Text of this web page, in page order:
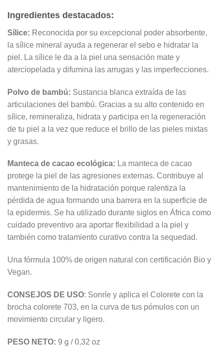
Ingredientes destacados:
Sílice: Reconocida por su excepcional poder absorbente,
la sílice mineral ayuda a regenerar el sebo e hidratar la
piel. La sílice le da a la piel una sensación mate y
aterciopelada y difumina las arrugas y las imperfecciones.
Polvo de bambú: Sustancia blanca extraída de las
articulaciones del bambú. Gracias a su alto contenido en
sílice, remineraliza, hidrata y participa en la regeneración
de tu piel a la vez que reduce el brillo de las pieles mixtas
y grasas.
Manteca de cacao ecológica: La manteca de cacao
protege la piel de las agresiones externas. Contribuye al
mantenimiento de la hidratación porque ralentiza la
pérdida de agua formando una barrera en la superficie de
la epidermis. Se ha utilizado durante siglos en África como
cuidado preventivo ara aportar flexibilidad a la piel y
también como tratamiento curativo contra la sequedad.
Una fórmula 100% de origen natural con certificación Bio y
Vegan.
CONSEJOS DE USO: Sonríe y aplica el Colorete con la
brocha colorete 703, en la curva de tus pómulos con un
movimiento circular y ligero.
PESO NETO: 9 g / 0,32 oz